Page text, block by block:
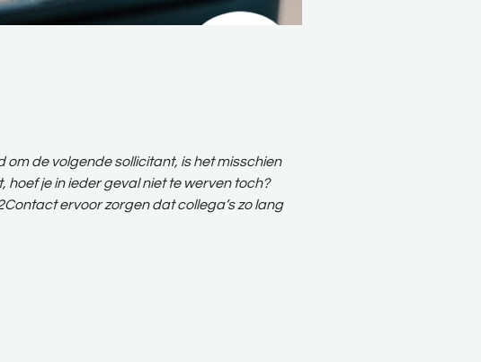
de volgende sollicitant, is het misschien
je in ieder geval niet te werven toch?
ervoor zorgen dat collega’s zo lang